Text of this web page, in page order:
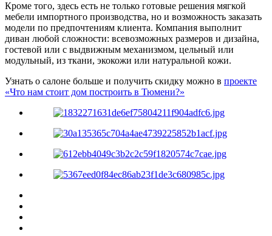
Кроме того, здесь есть не только готовые решения мягкой
мебели импортного производства, но и возможность заказать
модели по предпочтениям клиента. Компания выполнит
диван любой сложности: всевозможных размеров и дизайна,
гостевой или с выдвижным механизмом, цельный или
модульный, из ткани, экокожи или натуральной кожи.
Узнать о салоне больше и получить скидку можно в проекте
«Что нам стоит дом построить в Тюмени?»